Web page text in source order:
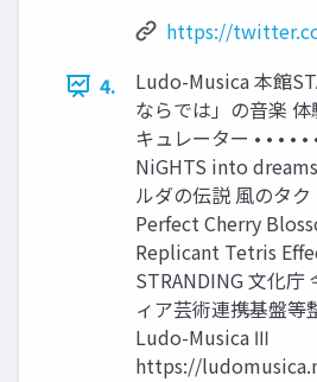
https://
4.
Ludo-Musica 本館
ならでは」の⾳楽
キュレーター • • • •
NiGHTS into
ルダの伝説 ⾵のタ
Perfect Cherry
Replicant Tetris
STRANDING 文化庁
ィア芸術連携基盤等
Ludo-Musica Ⅲ
https://